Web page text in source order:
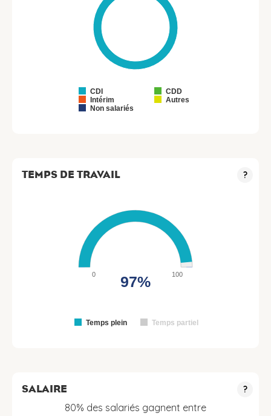
CDI
CDD
Intérim
Autres
Non salariés
TEMPS DE TRAVAIL ?
Temps plein Temps partiel
0 100
97%
SALAIRE ?
80% des salariés gagnent entre